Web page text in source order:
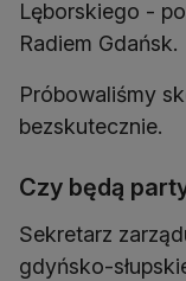
Lęborskiego -
Radiem Gdańsk.
Próbowaliśmy
bezskutecznie.
Czy będą
Sekretarz
gdyńsko-